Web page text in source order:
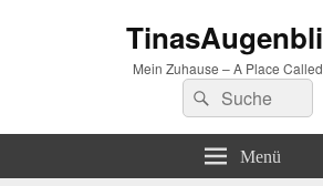
Mein Zuhause – A Place
Suchen
nach:
Suchen
Menü